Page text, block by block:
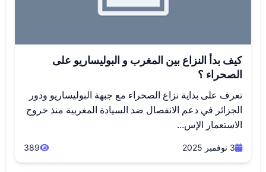
كيف بدأ النزاع بين المغرب و البوليساريو على
الصحراء ؟
تعرف على بداية نزاع الصحراء مع جبهة البوليساريو ودور
الجزائر في دعم الانفصال ضد السيادة المغربية منذ خروج
الاستعمار الإس...
3 نوفمبر 2025 389